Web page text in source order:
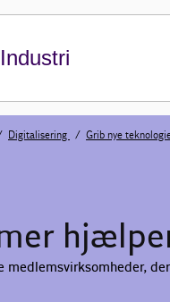
Digitalisering Grib nye
medlemsvirksomheder,